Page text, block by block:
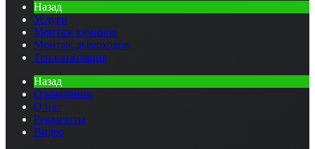
Назад
Услуги
Монтаж каминов
Монтаж дымоходов
Теплоизоляция
Назад
О компании
О нас
Реквизиты
Видео